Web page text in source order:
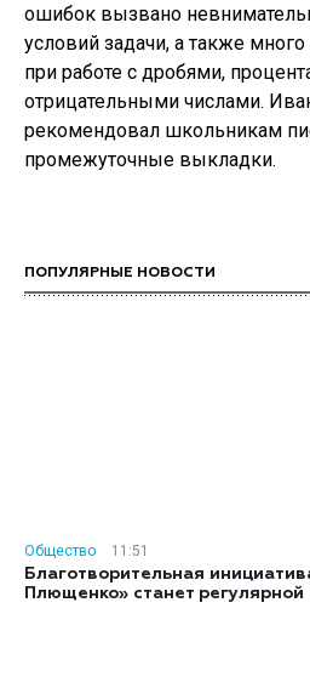
ошибок вызвано
условий задачи, а также
при работе с дробями,
отрицательными числами.
рекомендовал школьникам
промежуточные выкладки.
ПОПУЛЯРНЫЕ НОВОСТИ
Общество
11:51
Благотворительная
Плющенко» станет регулярной